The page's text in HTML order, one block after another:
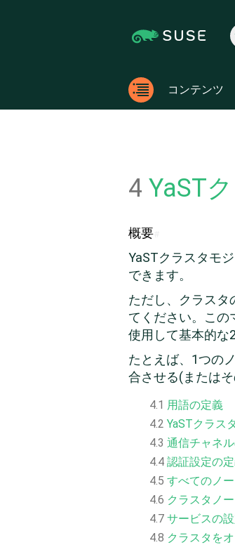
コン
コンテンツ
Linux
4 YaST
概要
YaSTクラスタモ
できます。
ただし、クラスタ
てください。この
使用して基本的な
たとえば、1つの
合させる(または
4.1 用語の定義
4.2 YaSTクラス
4.3 通信チャネ
4.4 認証設定の
4.5 すべてのノ
4.6 クラスタノ
4.7 サービスの
4.8 クラスタを